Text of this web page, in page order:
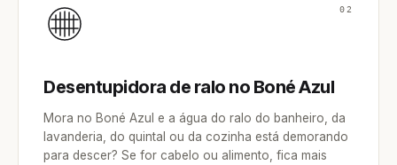
02
Desentupidora de ralo no Boné Azul
Mora no Boné Azul e a água do ralo do banheiro, da
lavanderia, do quintal ou da cozinha está demorando
para descer? Se for cabelo ou alimento, fica mais